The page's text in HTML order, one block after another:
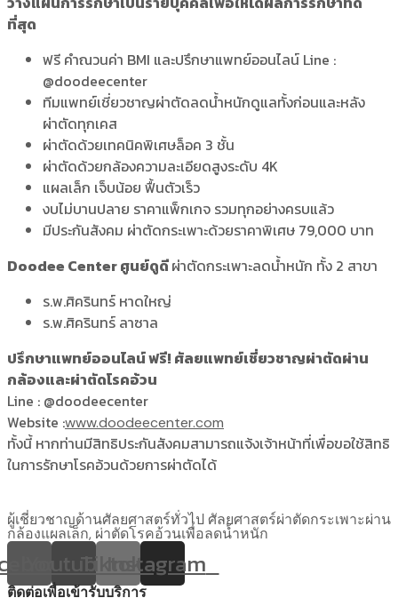
ที่สุด
ฟรี คำณวนค่า BMI และปรึกษาแพทย์ออนไลน์ Line :
@doodeecenter
ทีมแพทย์เชี่ยวชาญผ่าตัดลดน้ำหนักดูแลทั้งก่อนและหลัง
ผ่าตัดทุกเคส
ผ่าตัดด้วยเทคนิคพิเศษล็อค 3 ชั้น
ผ่าตัดด้วยกล้องความละเอียดสูงระดับ 4K
แผลเล็ก เจ็บน้อย ฟื้นตัวเร็ว
งบไม่บานปลาย ราคาแพ็กเกจ รวมทุกอย่างครบแล้ว
มีประกันสังคม ผ่าตัดกระเพาะด้วยราคาพิเศษ 79,000 บาท
Doodee Center ศูนย์ดูดีผ่าตัดกระเพาะลดน้ำหนัก ทั้ง 2 สาขา
ร.พ.ศิครินทร์ หาดใหญ่
ร.พ.ศิครินทร์ ลาซาล
ปรึกษาแพทย์ออนไลน์ ฟรี! ศัลยแพทย์เชี่ยวชาญผ่าตัดผ่าน
กล้องและผ่าตัดโรคอ้วน
Line : @doodeecenter
Website :www.doodeecenter.com
ทั้งนี้ หากท่านมีสิทธิประกันสังคมสามารถแจ้งเจ้าหน้าที่เพื่อขอใช้สิทธิ
ในการรักษาโรคอ้วนด้วยการผ่าตัดได้
ผู้เชี่ยวชาญด้านศัลยศาสตร์ทั่วไป ศัลยศาสตร์ผ่าตัดกระเพาะผ่าน
กล้องแผลเล็ก, ผ่าตัดโรคอ้วนเพื่อลดน้ำหนัก
YoutubeTiktokInstagram
ติดต่อเพื่อเข้ารับบริการ